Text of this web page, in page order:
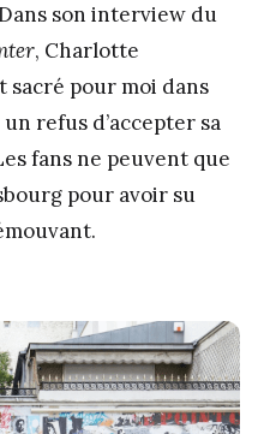
son interview du
, Charlotte
sacré pour moi dans
refus d’accepter sa
fans ne peuvent que
pour avoir su